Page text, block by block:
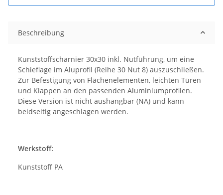
Beschreibung
Kunststoffscharnier 30x30 inkl. Nutführung, um eine
Schieflage im Aluprofil (Reihe 30 Nut 8) auszuschließen.
Zur Befestigung von Flächenelementen, leichten Türen
und Klappen an den passenden Aluminiumprofilen.
Diese Version ist nicht aushängbar (NA) und kann
beidseitig angeschlagen werden.
Werkstoff:
Kunststoff PA